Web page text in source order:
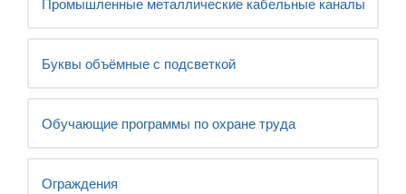
Промышленные металлические кабельные каналы
Буквы объёмные с подсветкой
Обучающие программы по охране труда
Ограждения